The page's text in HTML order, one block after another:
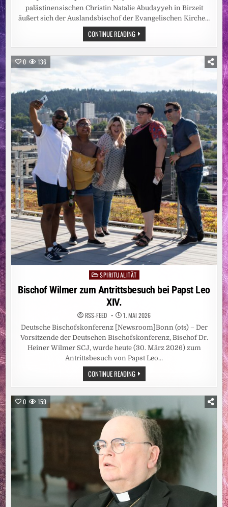
palästinensischen Christin Natalie Abudayyeh in Birzeit
äußert sich der Auslandsbischof der Evangelischen Kirche…
CONTINUE READINGEKD-
AUSLANDSBISCHOF
FRANK
CHRISTIN
NATALIE
ABUDAYYEH
0 136
PostedSPIRITUALITÄT
Bischof Wilmer zum Antrittsbesuch bei Papst Leo
XIV.
RSS-FEED 1. MAI 2026
Deutsche Bischofskonferenz [Newsroom]Bonn (ots) – Der
Vorsitzende der Deutschen Bischofskonferenz, Bischof Dr.
Heiner Wilmer SCJ, wurde heute (30. März 2026) zum
Antrittsbesuch von Papst Leo…
CONTINUE READINGBISCHOF
WILMER
ZUM
PAPST
LEO
XIV.
0 159